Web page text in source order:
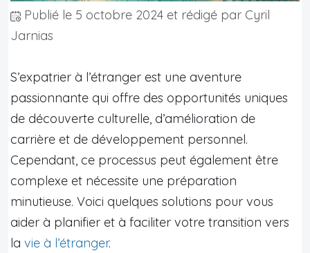
Publié le 5 octobre 2024 et rédigé par Cyril
Jarnias
S’expatrier à l’étranger est une aventure
passionnante qui offre des opportunités uniques
de découverte culturelle, d’amélioration de
carrière et de développement personnel.
Cependant, ce processus peut également être
complexe et nécessite une préparation
minutieuse. Voici quelques solutions pour vous
aider à planifier et à faciliter votre transition vers
la vie à l’étranger.